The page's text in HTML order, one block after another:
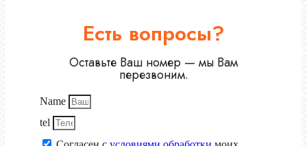
Есть вопросы?
Оставьте Ваш номер — мы Вам
перезвоним.
Name
tel